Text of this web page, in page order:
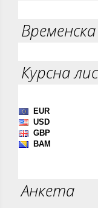
Курсна
Анкета